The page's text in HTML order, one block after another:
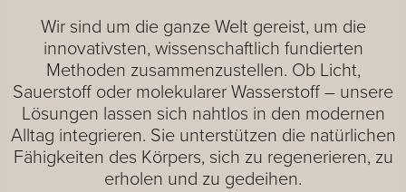
Wir sind um die ganze Welt gereist, um die
innovativsten, wissenschaftlich fundierten
Methoden zusammenzustellen. Ob Licht,
Sauerstoff oder molekularer Wasserstoff – unsere
Lösungen lassen sich nahtlos in den modernen
Alltag integrieren. Sie unterstützen die natürlichen
Fähigkeiten des Körpers, sich zu regenerieren, zu
erholen und zu gedeihen.